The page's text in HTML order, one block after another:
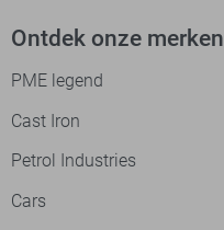
Ontdek onze merken
PME legend
Cast Iron
Petrol Industries
Cars